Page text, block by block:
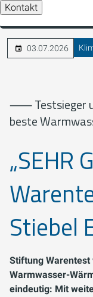
Kontakt
03.07.2026
⸺ Testsieger
beste
„SEHR
Stiebel
Stiftung Warentest
Warmwasser-
eindeutig: Mit